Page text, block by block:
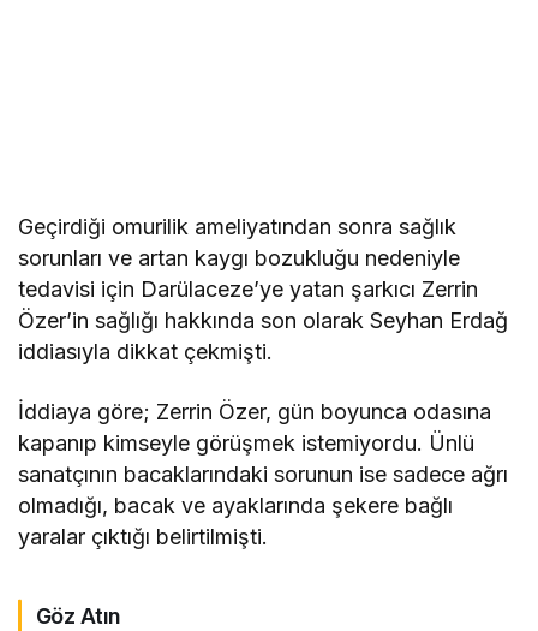
Geçirdiği omurilik ameliyatından sonra sağlık
sorunları ve artan kaygı bozukluğu nedeniyle
tedavisi için Darülaceze’ye yatan şarkıcı Zerrin
Özer’in sağlığı hakkında son olarak Seyhan Erdağ
iddiasıyla dikkat çekmişti.
İddiaya göre; Zerrin Özer, gün boyunca odasına
kapanıp kimseyle görüşmek istemiyordu. Ünlü
sanatçının bacaklarındaki sorunun ise sadece ağrı
olmadığı, bacak ve ayaklarında şekere bağlı
yaralar çıktığı belirtilmişti.
Göz Atın